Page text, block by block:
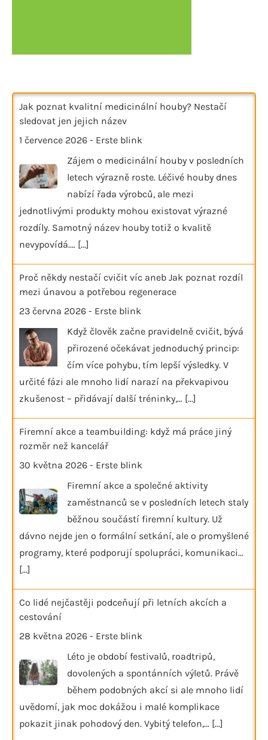
Jak poznat kvalitní medicinální houby? Nestačí
sledovat jen jejich název
1 července 2026 - Erste blink
Zájem o medicinální houby v posledních
letech výrazně roste. Léčivé houby dnes
nabízí řada výrobců, ale mezi
jednotlivými produkty mohou existovat výrazné
rozdíly. Samotný název houby totiž o kvalitě
nevypovídá.… [...]
Proč někdy nestačí cvičit víc aneb Jak poznat rozdíl
mezi únavou a potřebou regenerace
23 června 2026 - Erste blink
Když člověk začne pravidelně cvičit, bývá
přirozené očekávat jednoduchý princip:
čím více pohybu, tím lepší výsledky. V
určité fázi ale mnoho lidí narazí na překvapivou
zkušenost – přidávají další tréninky,… [...]
Firemní akce a teambuilding: když má práce jiný
rozměr než kancelář
30 května 2026 - Erste blink
Firemní akce a společné aktivity
zaměstnanců se v posledních letech staly
běžnou součástí firemní kultury. Už
dávno nejde jen o formální setkání, ale o promyšlené
programy, které podporují spolupráci, komunikaci…
[...]
Co lidé nejčastěji podceňují při letních akcích a
cestování
28 května 2026 - Erste blink
Léto je období festivalů, roadtripů,
dovolených a spontánních výletů. Právě
během podobných akcí si ale mnoho lidí
uvědomí, jak moc dokážou i malé komplikace
pokazit jinak pohodový den. Vybitý telefon,… [...]